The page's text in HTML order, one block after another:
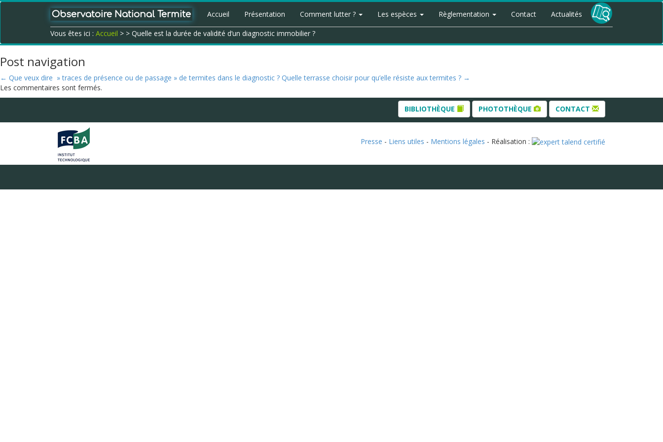
Observatoire National Termite Accueil Présentation Comment lutter ? Les espèces Règlementation Contact Actualités
Vous êtes ici : Accueil > > Quelle est la durée de validité d’un diagnostic immobilier ?
Post navigation
← Que veux dire » traces de présence ou de passage » de termites dans le diagnostic ? Quelle terrasse choisir pour qu’elle résiste aux termites ? →
Les commentaires sont fermés.
BIBLIOTHÈQUE PHOTOTHÈQUE CONTACT
Presse - Liens utiles - Mentions légales - Réalisation :